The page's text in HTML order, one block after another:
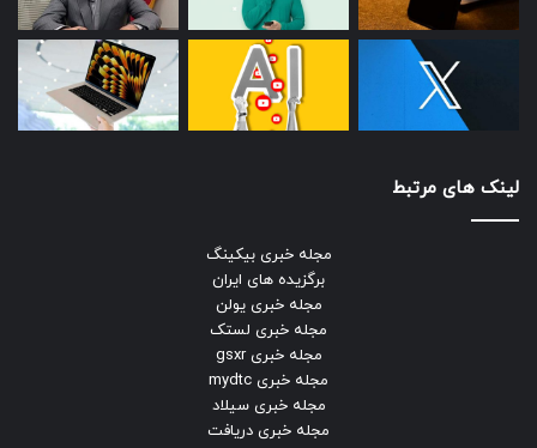
لینک های مرتبط
مجله خبری بیکینگ
برگزیده های ایران
مجله خبری یولن
مجله خبری لستک
مجله خبری gsxr
مجله خبری mydtc
مجله خبری سیلاد
مجله خبری دریافت